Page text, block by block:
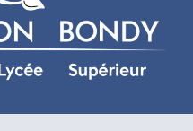
apprendre à décrypter